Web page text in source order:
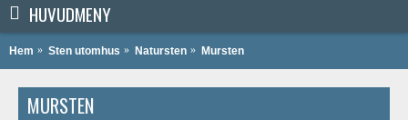
HUVUDMENY
Hem Sten utomhus Natursten Mursten
MURSTEN